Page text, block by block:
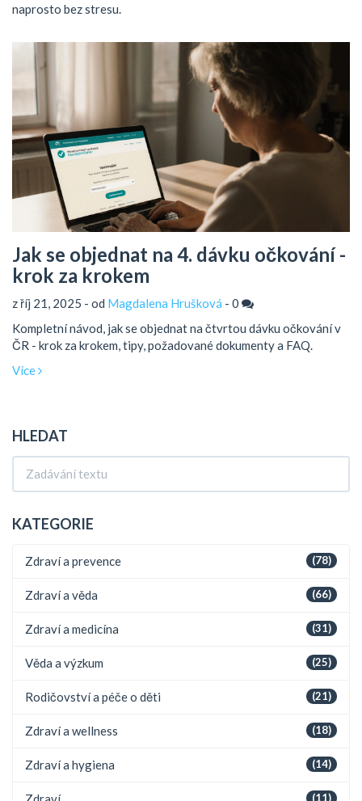
naprosto bez stresu.
Jak se objednat na 4. dávku očkování -
krok za krokem
z říj 21, 2025 - od Magdalena Hrušková - 0
Kompletní návod, jak se objednat na čtvrtou dávku očkování v
ČR - krok za krokem, tipy, požadované dokumenty a FAQ.
Více
HLEDAT
KATEGORIE
(78)
Zdraví a prevence
(66)
Zdraví a věda
(31)
Zdraví a medicína
(25)
Věda a výzkum
(21)
Rodičovství a péče o děti
(18)
Zdraví a wellness
(14)
Zdraví a hygiena
(11)